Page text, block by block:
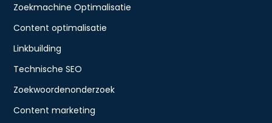
Zoekmachine Optimalisatie
Content optimalisatie
Linkbuilding
Technische SEO
Zoekwoordenonderzoek
Content marketing